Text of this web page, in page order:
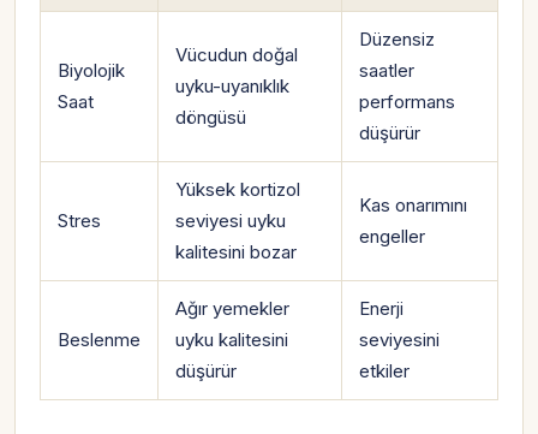
Biyolojik
Saat
Vücudun doğal
uyku-uyanıklık
döngüsü
Düzensiz
saatler
performans
düşürür
Stres
Yüksek kortizol
seviyesi uyku
kalitesini bozar
Kas onarımını
engeller
Beslenme
Ağır yemekler
uyku kalitesini
düşürür
Enerji
seviyesini
etkiler